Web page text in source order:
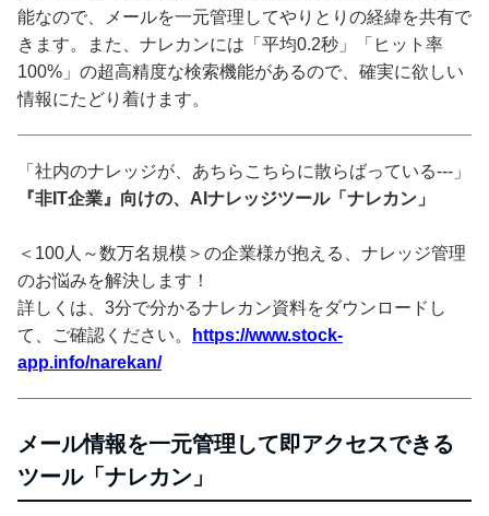
能なので、メールを一元管理してやりとりの経緯を共有で
きます。また、ナレカンには「平均0.2秒」「ヒット率
100%」の超高精度な検索機能があるので、確実に欲しい
情報にたどり着けます。
「社内のナレッジが、あちらこちらに散らばっている---」
『非IT企業』向けの、AIナレッジツール「ナレカン」
＜100人～数万名規模＞の企業様が抱える、ナレッジ管理
のお悩みを解決します！
詳しくは、3分で分かるナレカン資料をダウンロードし
て、ご確認ください。
https://www.stock-
app.info/narekan/
メール情報を一元管理して即アクセスできる
ツール「ナレカン」